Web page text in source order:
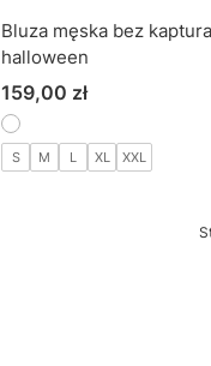
Bluza męska bez
halloween
Cena
159,00 zł
S M L XL XXL